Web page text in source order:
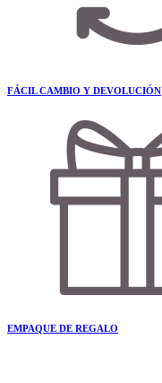
FÁCIL CAMBIO Y DEVOLUCIÓN
EMPAQUE DE REGALO